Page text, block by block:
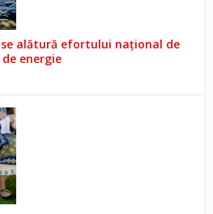
se alătură efortului național de
energie